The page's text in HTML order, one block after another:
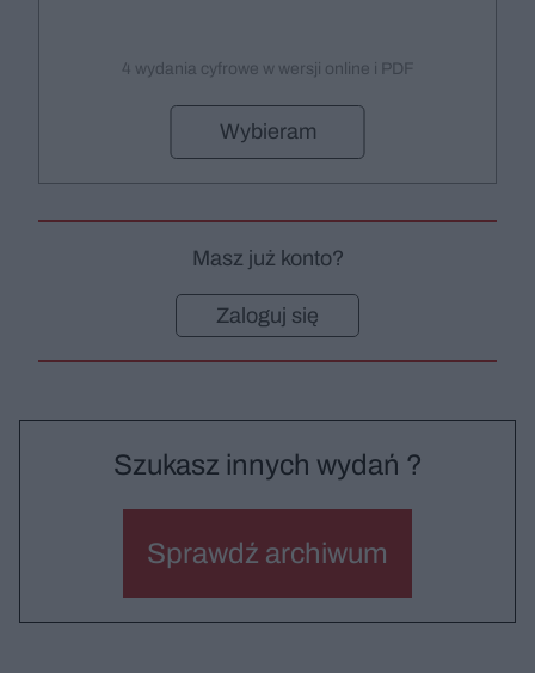
4 wydania cyfrowe w wersji online i PDF
Wybieram
Masz już konto?
Zaloguj się
Szukasz innych wydań ?
Sprawdź archiwum